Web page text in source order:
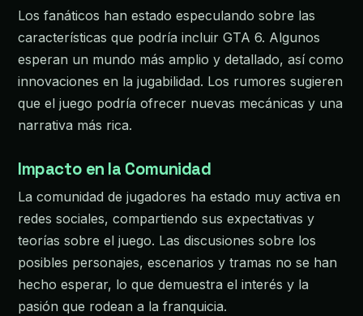
Los fanáticos han estado especulando sobre las
características que podría incluir GTA 6. Algunos
esperan un mundo más amplio y detallado, así como
innovaciones en la jugabilidad. Los rumores sugieren
que el juego podría ofrecer nuevas mecánicas y una
narrativa más rica.
Impacto en la Comunidad
La comunidad de jugadores ha estado muy activa en
redes sociales, compartiendo sus expectativas y
teorías sobre el juego. Las discusiones sobre los
posibles personajes, escenarios y tramas no se han
hecho esperar, lo que demuestra el interés y la
pasión que rodean a la franquicia.